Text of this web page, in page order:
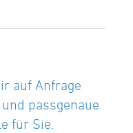
auf Anfrage
passgenaue
für Sie.